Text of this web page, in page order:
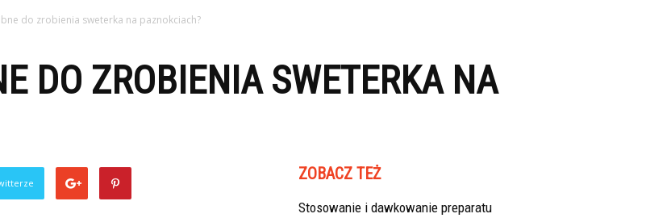
do zrobienia sweterka na paznokciach?
DO ZROBIENIA SWETERKA NA
ZOBACZ TEŻ
Stosowanie i dawkowanie preparatu